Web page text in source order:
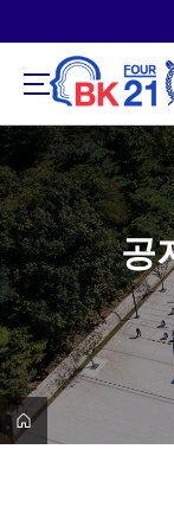
로
메
뉴
공